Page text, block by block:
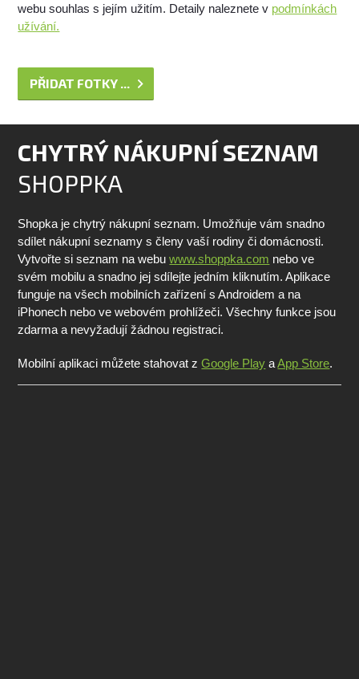
webu souhlas s jejím užitím. Detaily naleznete v podmínkách
užívání.
PŘIDAT FOTKY ...
CHYTRÝ NÁKUPNÍ SEZNAM
SHOPPKA
Shopka je chytrý nákupní seznam. Umožňuje vám snadno
sdílet nákupní seznamy s členy vaší rodiny či domácnosti.
Vytvořte si seznam na webuwww.shoppka.com nebo ve
svém mobilu a snadno jej sdílejte jedním kliknutím. Aplikace
funguje na všech mobilních zařízení s Androidem a na
iPhonech nebo ve webovém prohlížeči. Všechny funkce jsou
zdarma a nevyžadují žádnou registraci.
Mobilní aplikaci můžete stahovat zGoogle Play aApp Store.